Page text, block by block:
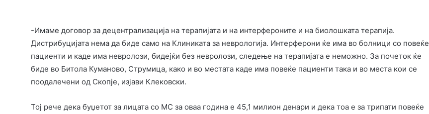
-Имаме договор за децентрализација на терапијата и на интерфероните и на биолошката терапија.
Дистрибуцијата нема да биде само на Клиниката за неврологија. Интерферони ќе има во болници со повеќе
пациенти и каде има невролози, бидејќи без невролози, следење на терапијата е неможно. За почеток ќе
биде во Битола Куманово, Струмица, како и во местата каде има повеќе пациенти така и во места кои се
поодалечени од Скопје, изјави Клековски.
Тој рече дека буџетот за лицата со МС за оваа година е 45,1 милион денари и дека тоа е за трипати повеќе